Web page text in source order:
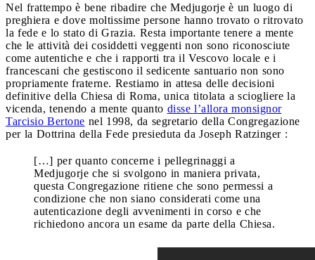
Nel frattempo è bene ribadire che Medjugorje è un luogo di
preghiera e dove moltissime persone hanno trovato o ritrovato
la fede e lo stato di Grazia. Resta importante tenere a mente
che le attività dei cosiddetti veggenti non sono riconosciute
come autentiche e che i rapporti tra il Vescovo locale e i
francescani che gestiscono il sedicente santuario non sono
propriamente fraterne. Restiamo in attesa delle decisioni
definitive della Chiesa di Roma, unica titolata a sciogliere la
vicenda, tenendo a mente quanto disse l’allora monsignor
Tarcisio Bertone nel 1998, da segretario della Congregazione
per la Dottrina della Fede presieduta da Joseph Ratzinger :
[…] per quanto concerne i pellegrinaggi a
Medjugorje che si svolgono in maniera privata,
questa Congregazione ritiene che sono permessi a
condizione che non siano considerati come una
autenticazione degli avvenimenti in corso e che
richiedono ancora un esame da parte della Chiesa.